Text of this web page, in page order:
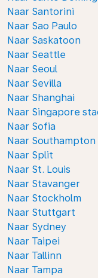
Naar Santorini
Naar Sao Paulo
Naar Saskatoon
Naar Seattle
Naar Seoul
Naar Sevilla
Naar Shanghai
Naar Singapore
Naar Sofia
Naar Southampton
Naar Split
Naar St. Louis
Naar Stavanger
Naar Stockholm
Naar Stuttgart
Naar Sydney
Naar Taipei
Naar Tallinn
Naar Tampa